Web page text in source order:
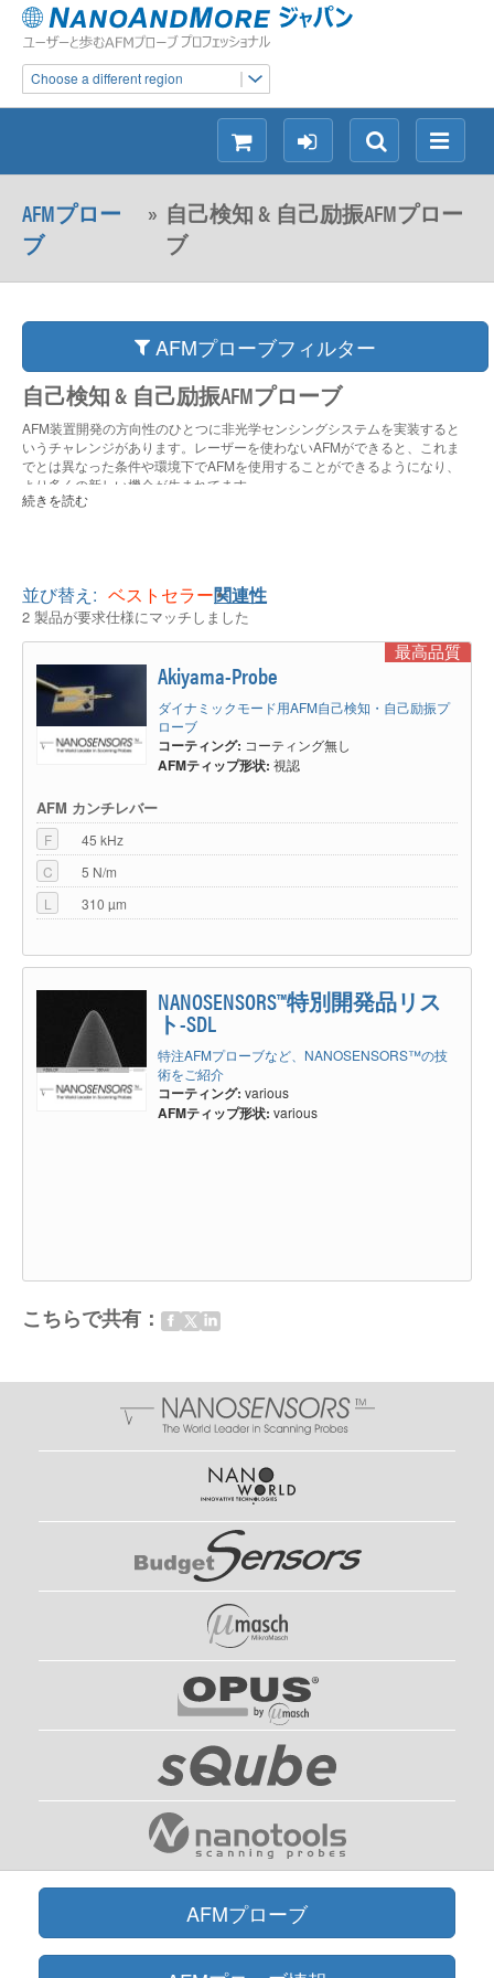
Choose a different region
メ
ニ
ュ
検
索
ロ
グ
イ
シ
ョ
ッ
ピ
AFMプロー
ブ
» 自己検知 & 自己励振AFMプロー
ブ
AFMプローブフィルター
自己検知 & 自己励振AFMプローブ
AFM装置開発の方向性のひとつに非光学センシングシステムを実装すると
いうチャレンジがあります。レーザーを使わないAFMができると、これま
でとは異なった条件や環境下でAFMを使用することができるようになり、
より多くの新しい機会が生まれてます。
AFMの歴史において、非光学的センシングの時代を切り開いた最初のAFM
自己検知・自己励振型AFMプローブに分類されるプローブのひとつに、時
計用に製造された音叉型水晶振動子（クォーツ チューニングフォーク）を
利用したタイプがあります。音叉型水晶振動子は高いQ値をもった機械振動
子であり、非常に安定した物理的振動を示します。大量生産されている電子
部品なので入手が容易なうえ、サイズが数mmであることも相まって、ダイ
ナミックモードAFMやACモードAFMに用いる振動型センサーとして応用す
る例が数多く報告されています。
この種のAFMプローブは、光学系を必要としない自己検知機能、外部に振
動用ピエゾアクチュエータを使用する必要のない自己励振機能、水晶振動子
の環境下で使用するのに最適です。
現在、音叉型水晶振動子は走査型プローブ顕微鏡（SPM）の様々なアプリ
ケーションで利用されていることが報告されています。初めて音叉型水晶振
動子が応用されたのは走査型近接場音響顕微鏡 (scanning near-field
acoustic microscopy) における「距離」センサーとしてでした。その後、走
査型近接場光学顕微鏡（SNOM）において光学近接場プローブと試料表面間
の距離を制御するために使用されました。
音叉型水晶振動子を表面形状等のAFMイメージングに利用する最も一般的
な方法は、2つのフォークのうちの1つを「カンチレバー」として使用する
使い方です。この方法では、両方のフォークが自由に振動するとQ値が高す
ぎる場合があるため、片方のフォークを基板に完全に固定しQ値を下げま
す。サンプルを走査する探針はフォークの端に接着される場合が普通です。
一般的に音叉型水晶振動子のフォークはシリコンのAFMカンチレバーに比
べて非常に硬く、ばね定数はおよそ数kN/mです。この硬いばねは、サブナ
ノメートル振幅の安定した探針振動を可能にします。例えば、高真空中で原
子分解能が必要な場合は、振幅が0.3〜1 nmの安定した振動が望まれます。
にエッチングされたW、Ni、またはPt / Irワイヤーをフォークに接着して探
針とする方法が用いられるようになりました。同様に、鋭いAFM探針を備
り付ける光ファイバーの先端をテーパー状にし、探針として用いるのが一般
になりました。さらに、ダイヤモンドやマルチウォールカーボンナノチュー
ブ等の利用も報告されています。
NANOSENSORS™ Akiyama-Probe（A-Probeとも呼ばれています）は、微
細加工されたシリコンAFMカンチレバーと、音叉型水晶振動子を組み合わ
せた自己検知・自己励振型AFMプローブです。このAFMプローブの大きな
特長は、1つのAFMプローブで、音叉型水晶振動子の非常に安定した振動と
シリコンAFMカンチレバーの適度なばね定数の両方の利点を備えている点
にあります。 Akiyama-Probeは、ハイエンドのシャープなシリコンAFM探
針を備えており、さまざまな特性を持つサンプルで従来の光学検出式AFM
カンチレバーシステムと同等のイメージング性能を示します。Akiyama-
Probeは、光学的検出システムも振動用ピエゾアクチュエータも必要とせ
ず、サンプルの上の小さなスペースしか必要としない便利なAFMプローブ
ナミックモード（ACモード）です。このモードでは、プローブの音叉型水
晶振動子が共振周波数で自己励振しています。水晶振動子を利用したマイク
ロバランスのように、振動子の共振周波数と振幅は外部からの力によって変
化します。Akiyama-Probeの場合、音叉型水晶振動子と共に振動しているシ
リコン探針が試料と干渉することで、プローブの共振周波数が変化し、それ
を音叉型水晶振動子を通して検出して使います。試料イメージング中は、フ
ェーズロックループ（PLL）によって共振周波数が追跡され、AFMのフィー
ドバックループでプローブ探針と試料間の距離が設定値に保たれます。
Akiyama-Probeの利点を活用するには適切なセットアップが必要です。主
に、プローブの自励発振を行うための電気回路、および、周波数を測定する
ためのフェーズロックループ（PLL）を必要とします。時間と労力を節約す
るために市販の機器を選択することをお勧めします。完成したプロダクトや
コンポーネントを使用することで、一からセットアップを構築するよりも短
ーションの代わりに、独自のセットアップを構築することもできます。 多
続きを読む
並び替え: ベストセラー関連性
2 製品が要求仕様にマッチしました
最高品質
Akiyama-Probe
ダイナミックモード用AFM自己検知・自己励振プ
ローブ
コーティング: コーティング無し
AFMティップ形状: 視認
AFM カンチレバー
F
45 kHz
C
5 N/m
L
310 µm
NANOSENSORS™特別開発品リス
ト-SDL
特注AFMプローブなど、NANOSENSORS™の技
術をご紹介
コーティング: various
AFMティップ形状: various
こちらで共有：
AFMプローブ